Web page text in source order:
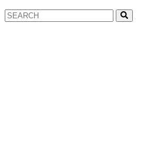
Search
for: